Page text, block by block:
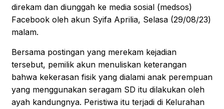
direkam dan diunggah ke media sosial (medsos)
Facebook oleh akun Syifa Aprilia, Selasa (29/08/23)
malam.
Bersama postingan yang merekam kejadian
tersebut, pemilik akun menuliskan keterangan
bahwa kekerasan fisik yang dialami anak perempuan
yang menggunakan seragam SD itu dilakukan oleh
ayah kandungnya. Peristiwa itu terjadi di Kelurahan